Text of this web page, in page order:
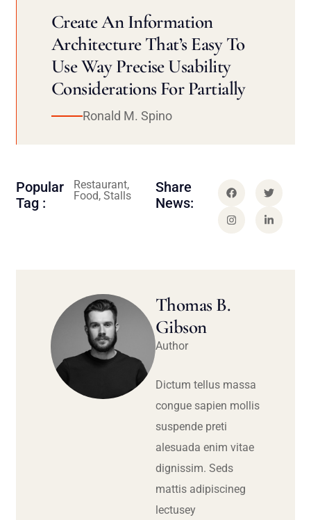
Create An Information
Architecture That’s Easy To
Use Way Precise Usability
Considerations For Partially
Ronald M. Spino
Popular
Tag :
Restaurant,
Food, Stalls
Share
News:
Thomas B.
Gibson
Author
Dictum tellus massa
congue sapien mollis
suspende preti
alesuada enim vitae
dignissim. Seds
mattis adipiscineg
lectusey